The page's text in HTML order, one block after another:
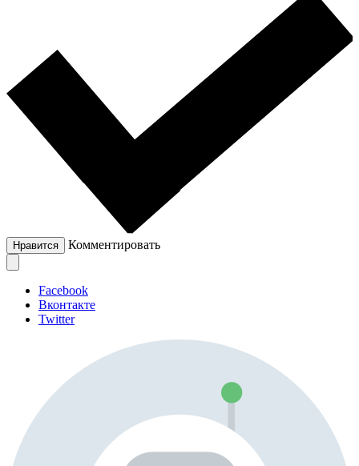
Нравится Комментировать
Facebook
Вконтакте
Twitter